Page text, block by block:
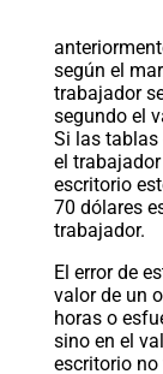
según el
trabajador
segundo el
Si las tablas
el
escritorio
70 dólares
trabajador.
El error de
valor de un
horas o
sino en el
escritorio